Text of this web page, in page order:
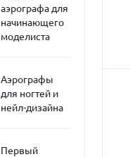
аэрографа для
начинающего
моделиста
Аэрографы
для ногтей и
нейл-дизайна
Первый